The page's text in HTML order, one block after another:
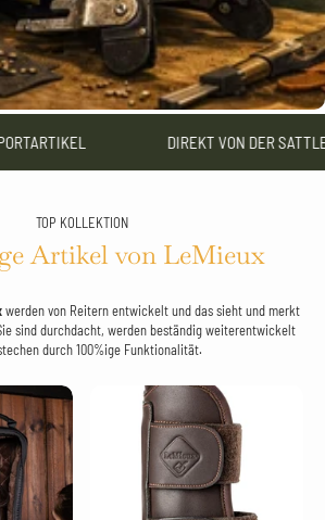
DIREKT VON DER
TOP KOLLEKTION
Artikel von LeMieux
werden von Reitern entwickelt und das sieht und merkt
sind durchdacht, werden beständig weiterentwickelt
durch 100%ige Funktionalität.